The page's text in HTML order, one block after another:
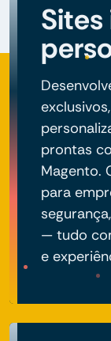
prontas
Magento.
para
— tudo
e